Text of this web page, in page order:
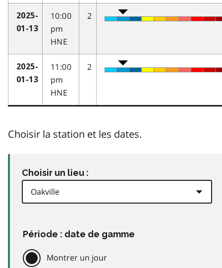
2025-
01-13
10:00
pm
HNE
2
2025-
01-13
11:00
pm
HNE
2
Choisir la station et les dates.
Choisir un lieu :
Période : date de gamme
Montrer un jour